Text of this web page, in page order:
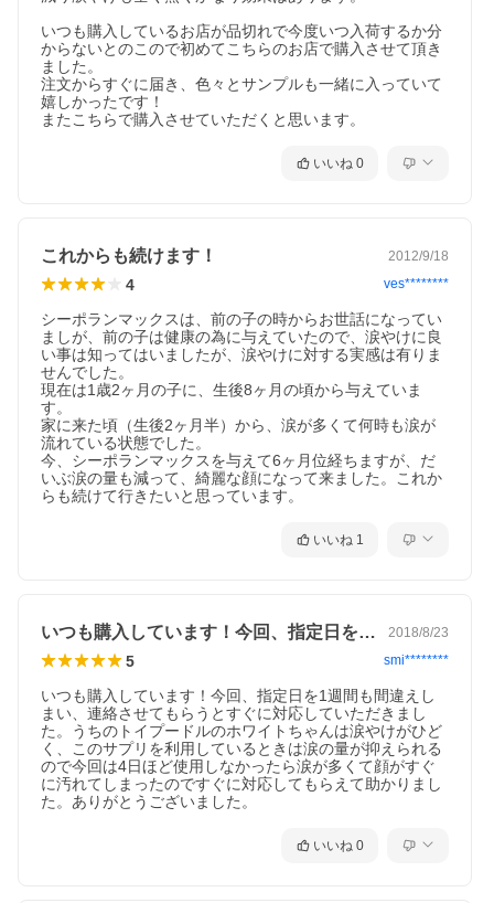
いつも購入しているお店が品切れで今度いつ入荷するか分
からないとのこので初めてこちらのお店で購入させて頂き
ました。
注文からすぐに届き、色々とサンプルも一緒に入っていて
嬉しかったです！
またこちらで購入させていただくと思います。
いいね 0
これからも続けます！ 2012/9/18
4 ves********
シーポランマックスは、前の子の時からお世話になってい
ましが、前の子は健康の為に与えていたので、涙やけに良
い事は知ってはいましたが、涙やけに対する実感は有りま
せんでした。
現在は1歳2ヶ月の子に、生後8ヶ月の頃から与えていま
す。
家に来た頃（生後2ヶ月半）から、涙が多くて何時も涙が
流れている状態でした。
今、シーポランマックスを与えて6ヶ月位経ちますが、だ
いぶ涙の量も減って、綺麗な顔になって来ました。これか
らも続けて行きたいと思っています。
いいね 1
いつも購入しています！今回、指定日を1… 2018/8/23
5 smi********
いつも購入しています！今回、指定日を1週間も間違えし
まい、連絡させてもらうとすぐに対応していただきまし
た。うちのトイプードルのホワイトちゃんは涙やけがひど
く、このサプリを利用しているときは涙の量が抑えられる
ので今回は4日ほど使用しなかったら涙が多くて顔がすぐ
に汚れてしまったのですぐに対応してもらえて助かりまし
た。ありがとうございました。
いいね 0